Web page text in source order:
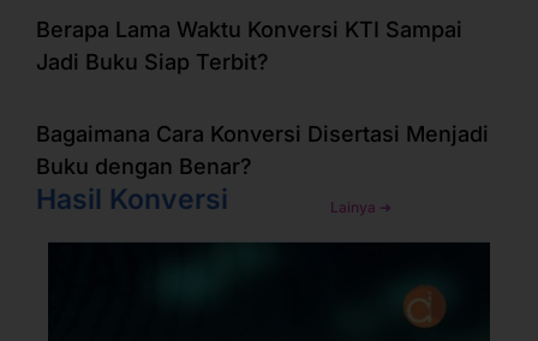
Berapa Lama Waktu Konversi KTI Sampai
Jadi Buku Siap Terbit?
Bagaimana Cara Konversi Disertasi Menjadi
Buku dengan Benar?
Hasil Konversi Lainya ➜